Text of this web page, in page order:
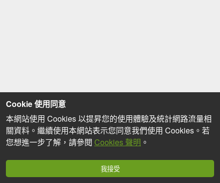
Cookie 使用同意
本網站使用 Cookies 以提昇您的使用體驗及統計網路流量相
關資料。繼續使用本網站表示您同意我們使用 Cookies。若
您想進一步了解，請參閱 Cookies 聲明 。
我接受